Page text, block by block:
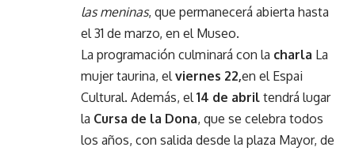
las meninas, que permanecerá abierta hasta
el 31 de marzo, en el Museo.
La programación culminará con la charla La
mujer taurina, elviernes 22,en el Espai
Cultural. Además, el14 de abril tendrá lugar
la Cursa de la Dona, que se celebra todos
los años, con salida desde la plaza Mayor, de